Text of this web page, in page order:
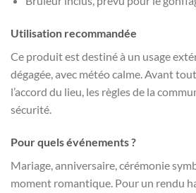
Utilisation recommandée
Ce produit est destiné à un usage
dégagée, avec météo calme. Avant
l’accord du lieu, les règles de la
sécurité.
Pour quels événements ?
Mariage, anniversaire, cérémonie
moment romantique. Pour un rendu